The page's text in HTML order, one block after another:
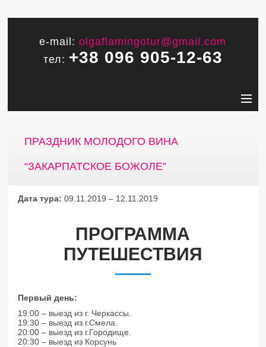
e-mail:olgaflamingotur@gmail.com
тел: +38 096 905-12-63
ПРАЗДНИК МОЛОДОГО ВИНА
“ЗАКАРПАТСКОЕ БОЖОЛЕ”
Дата тура: 09.11.2019 – 12.11.2019
ПРОГРАММА
ПУТЕШЕСТВИЯ
Первый день:
19:00 – выезд из г. Черкассы.
19:30 – выезд из г.Смела.
20:00 – выезд из г.Городище.
20:30 – выезд из Корсунь